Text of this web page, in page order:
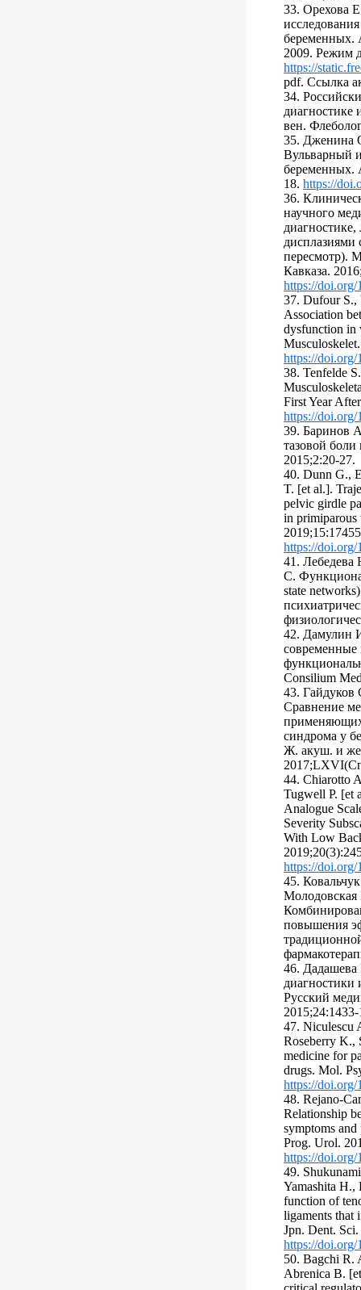
33. Орехова
беременных.
2009. Режим
https://
pdf. Ссылка
34.
диагностике
вен.
35. Дженина
Вульварный
беременных.
18. https://
36.
научного
дисплазиями
пересмотр).
Кавказа.
https://doi.org/
37. Dufour S.,
Association
dysfunction in
https://doi.org/
38. Tenfelde
First Year
https://
39. Баринов
тазовой
2015;2:20-27.
40. Dunn G.,
T. [et al.].
pelvic girdle
in primiparous
https://doi.org/
41.
С.
state
42. Дамулин
современные
Consilium
43.
Сравнение
синдрома у
Ж. акуш. и
44. Chiarotto
Tugwell P. [et
Analogue
Severity
With Low
https://
45.
повышения
46.
Русский
47. Niculescu
Roseberry K.,
medicine for
drugs. Mol.
https://doi.org/
48. Rejano-
Relationship
symptoms
Prog. Urol.
https://
49.
Yamashita H.,
function of
ligaments that
Jpn. Dent.
https://doi.org/
50. Bagchi R.
Abrenica B.